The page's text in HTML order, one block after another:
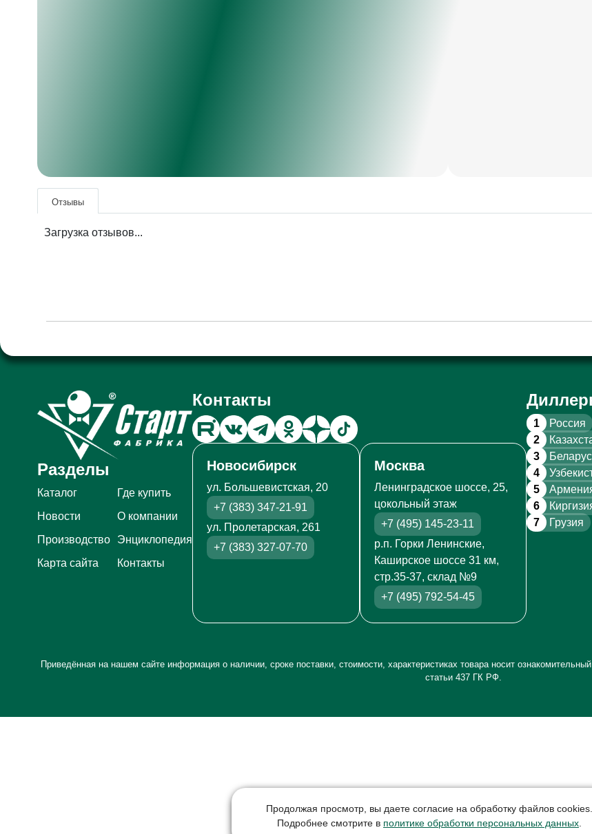
Отзывы
Загрузка отзывов...
Разделы
Каталог
Где купить
Новости
О компании
Производство
Энциклопедия
Карта сайта
Контакты
Контакты
Новосибирск
ул. Большевистская, 20
+7 (383) 347-21-91
ул. Пролетарская, 261
+7 (383) 327-07-70
Москва
Ленинградское шоссе, 25,
цокольный этаж
+7 (495) 145-23-11
р.п. Горки Ленинские,
Каширское шоссе 31 км,
стр.35-37, склад №9
+7 (495) 792-54-45
1
Россия
2
3
4
5
6
7
Грузия
Приведённая на нашем сайте информация о наличии, сроке поставки, стоимости, характеристиках товара носит
статьи 437 ГК РФ.
Продолжая просмотр, вы даете согласие на обработку файлов cookies.
Подробнее смотрите в политике обработки персональных данных